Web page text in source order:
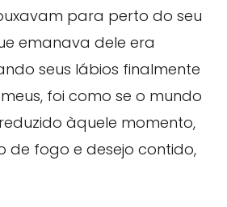
para perto do seu
emanava dele era
seus lábios finalmente
foi como se o mundo
àquele momento,
de fogo e desejo contido,